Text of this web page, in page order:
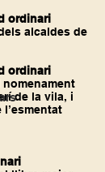
ordinari
alcaldes de
ordinari
de la vila, i